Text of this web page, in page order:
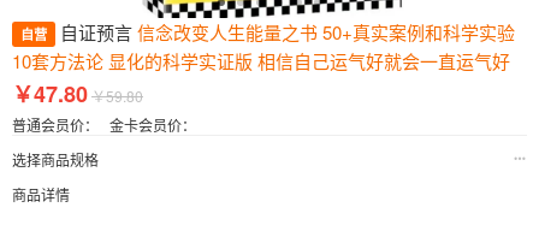
自营 自证预言信念改变人生能量之书 50+真实案例和科学实验
10套方法论 显化的科学实证版 相信自己运气好就会一直运气好
￥47.80￥59.80
普通会员价：
金卡会员价：
选择商品规格
商品详情